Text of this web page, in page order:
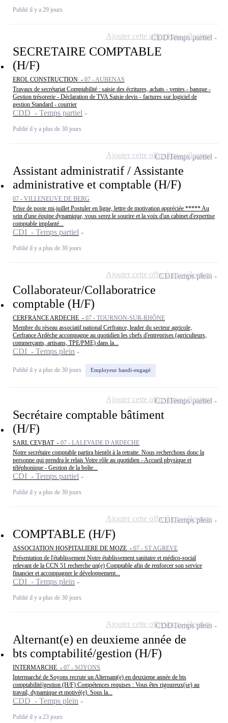
Publié il y a 29 jours
SECRETAIRE COMPTABLE
(H/F)
EROL CONSTRUCTION - 07 - AUBENAS
Travaux de secrétariat Comptabilité : saisie des écritures, achats - ventes - banque -
Gestion trésorerie - Déclaration de TVA Saisie devis - factures sur logiciel de
gestion Standard - courrier
CDD - Temps partiel
Publié il y a plus de 30 jours
CDDTemps partiel
Ajouter cette offre à ma sélection
Assistant administratif / Assistante
administrative et comptable (H/F)
07 - VILLENEUVE DE BERG
Prise de poste mi-juillet Postuler en ligne, lettre de motivation appréciée ***** Au
sein d'une équipe dynamique, vous serez le sourire et la voix d'un cabinet d'expertise
comptable implanté...
CDI - Temps partiel
Publié il y a plus de 30 jours
CDITemps partiel
Ajouter cette offre à ma sélection
Collaborateur/Collaboratrice
comptable (H/F)
CERFRANCE ARDECHE - 07 - TOURNON-SUR-RHÔNE
Membre du réseau associatif national Cerfrance, leader du secteur agricole,
Cerfrance Ardèche accompagne au quotidien les chefs d'entreprises (agriculteurs,
commerçants, artisans, TPE/PME) dans la...
CDI - Temps plein
Publié il y a plus de 30 jours Employeur handi-engagé
CDITemps plein
Ajouter cette offre à ma sélection
Secrétaire comptable bâtiment
(H/F)
SARL CEVBAT - 07 - LALEVADE D ARDECHE
Notre secrétaire comptable partira bientôt à la retraite. Nous recherchons donc la
personne qui prendra le relais Votre rôle au quotidien - Accueil physique et
téléphonique - Gestion de la boîte...
CDI - Temps partiel
Publié il y a plus de 30 jours
CDITemps partiel
Ajouter cette offre à ma sélection
COMPTABLE (H/F)
ASSOCIATION HOSPITALIERE DE MOZE - 07 - ST AGREVE
Présentation de l'établissement Notre établissement sanitaire et médico-social
relevant de la CCN 51 recherche un(e) Comptable afin de renforcer son service
financier et accompagner le développement...
CDI - Temps plein
Publié il y a plus de 30 jours
CDITemps plein
Ajouter cette offre à ma sélection
Alternant(e) en deuxieme année de
bts comptabilité/gestion (H/F)
INTERMARCHE - 07 - SOYONS
Intermarché de Soyons recrute un Alternant(e) en deuxieme année de bts
comptabilité/gestion (H/F) Compétences requises : Vous êtes rigoureux(se) au
travail, dynamique et motivé(e). Sous la...
CDD - Temps plein
Publié il y a 23 jours
CDDTemps plein
Ajouter cette offre à ma sélection